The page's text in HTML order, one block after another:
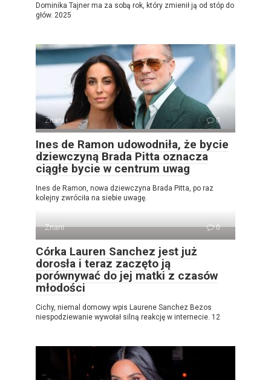
Dominika Tajner ma za sobą rok, który zmienił ją od stóp do
głów. 2025
Znani 0
Ines de Ramon udowodniła, że ​​bycie
dziewczyną Brada Pitta oznacza
ciągłe bycie w centrum uwag
Ines de Ramon, nowa dziewczyna Brada Pitta, po raz
kolejny zwróciła na siebie uwagę.
Znani 0
Córka Lauren Sanchez jest już
dorosła i teraz zaczęto ją
porównywać do jej matki z czasów
młodości
Cichy, niemal domowy wpis Laurene Sanchez Bezos
niespodziewanie wywołał silną reakcję w internecie. 12